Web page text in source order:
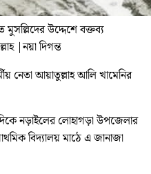
উদ্দেশে বক্তব্য
|নয়া দিগন্ত
নেতা আয়াতুল্লাহ আলি খামেনির
নড়াইলের লোহাগড়া উপজেলার
বিদ্যালয় মাঠে এ জানাজা